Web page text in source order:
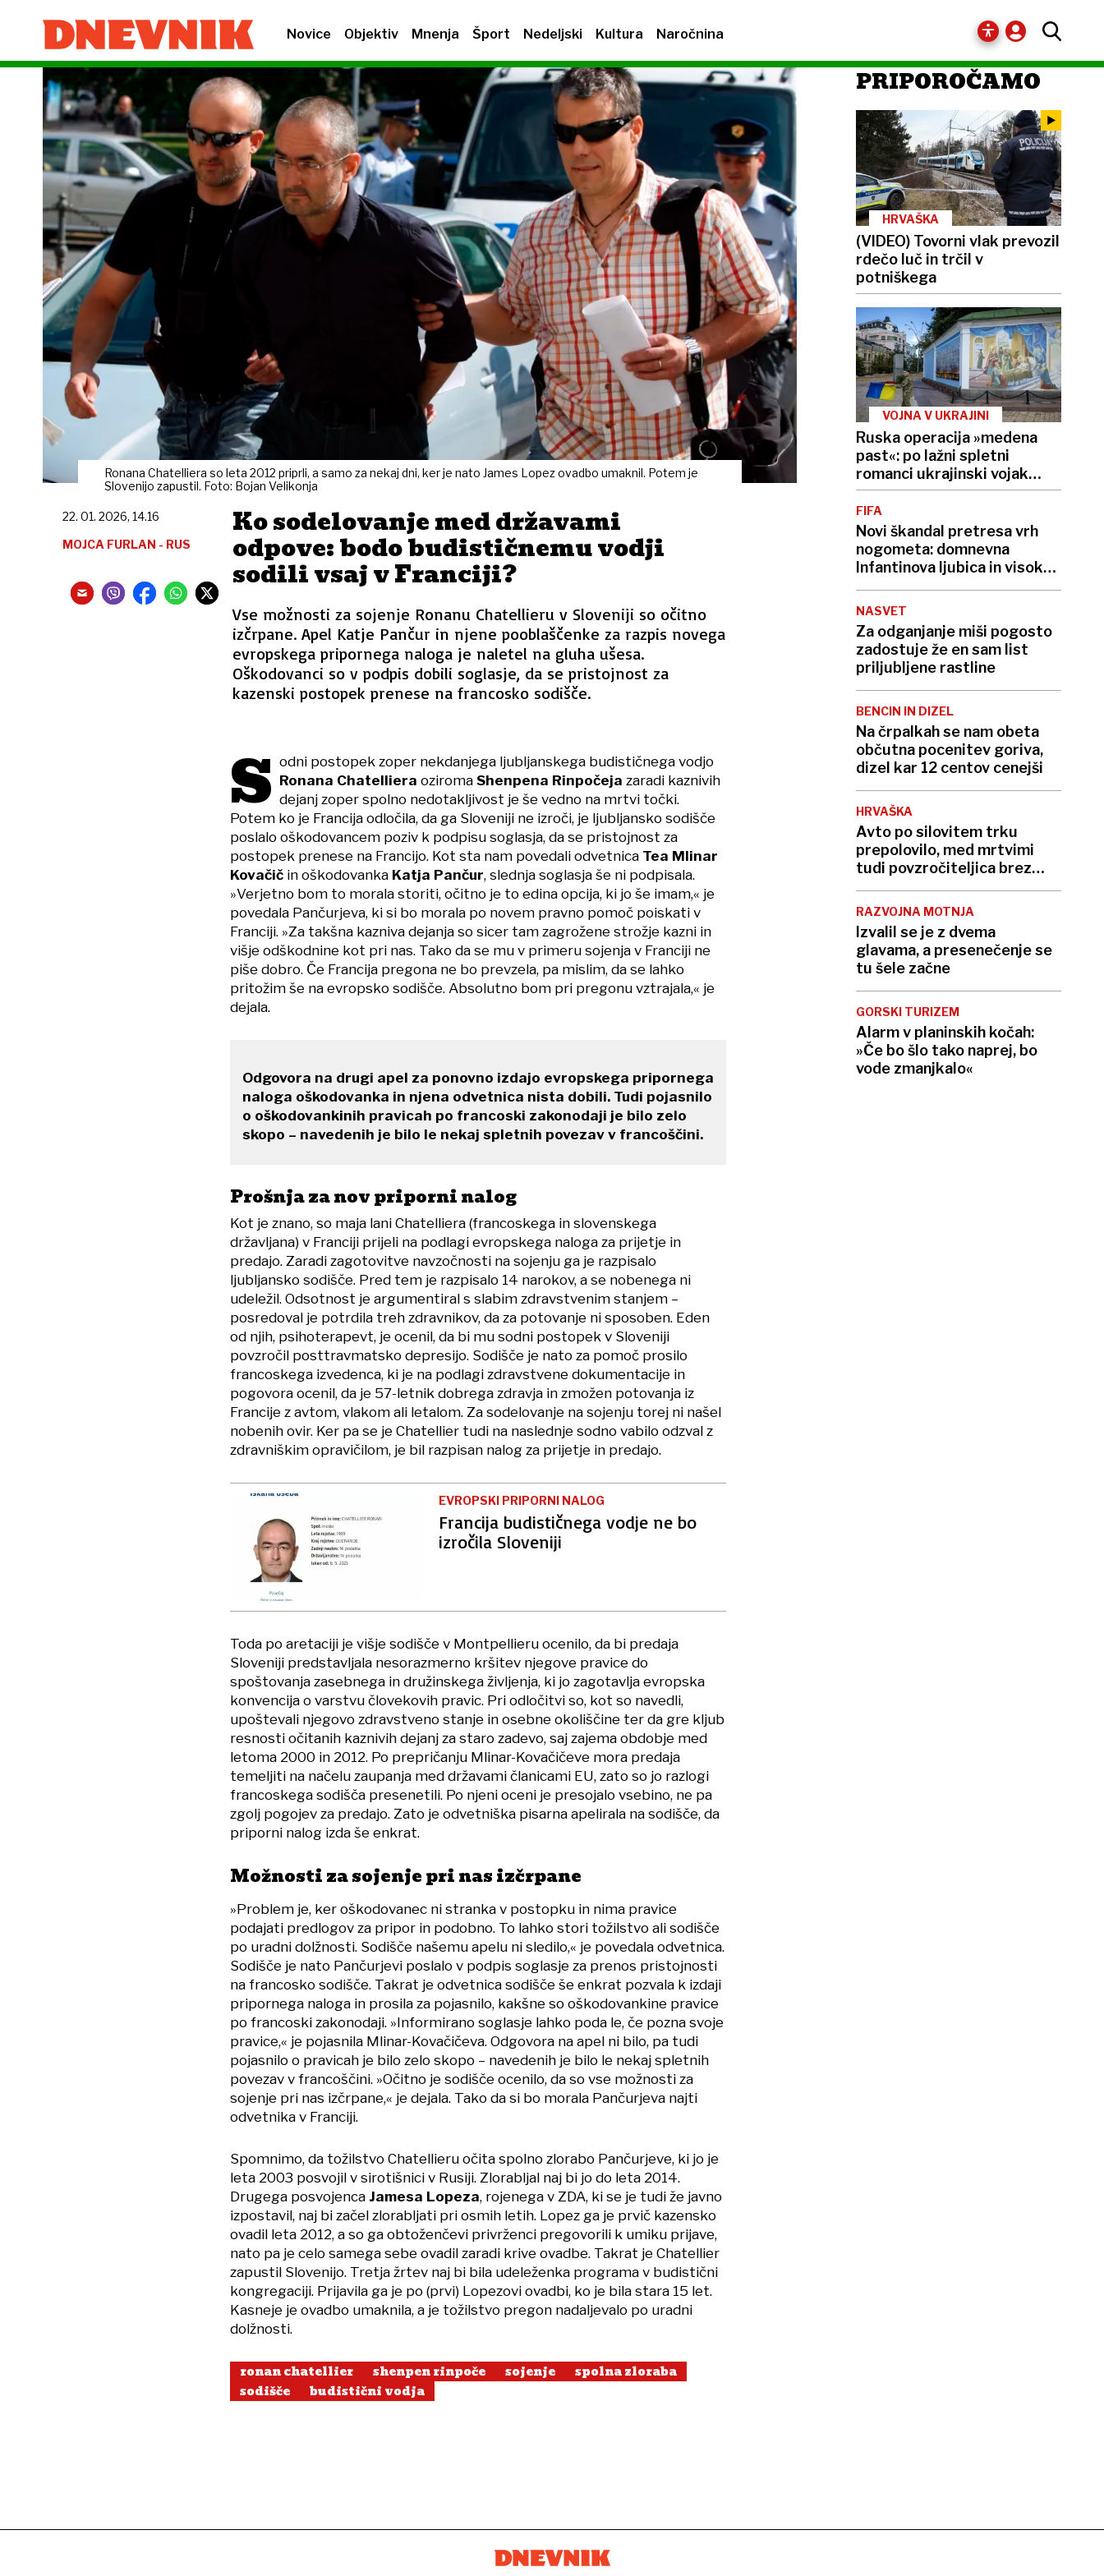
Novice Objektiv Mnenja Šport Nedeljski Kultura Naročnina
Ronana Chatelliera so leta 2012 priprli, a samo za nekaj dni, ker je nato James Lopez ovadbo umaknil. Potem je
Slovenijo zapustil. Foto: Bojan Velikonja
Ko sodelovanje med državami
odpove: bodo budističnemu vodji
sodili vsaj v Franciji?
Vse možnosti za sojenje Ronanu Chatellieru v Sloveniji so očitno
izčrpane. Apel Katje Pančur in njene pooblaščenke za razpis novega
evropskega pripornega naloga je naletel na gluha ušesa.
Oškodovanci so v podpis dobili soglasje, da se pristojnost za
kazenski postopek prenese na francosko sodišče.
22. 01. 2026, 14.16
MOJCA FURLAN - RUS
S odni postopek zoper nekdanjega ljubljanskega budističnega vodjo
Ronana Chatelliera oziroma Shenpena Rinpočeja zaradi kaznivih
dejanj zoper spolno nedotakljivost je še vedno na mrtvi točki.
Potem ko je Francija odločila, da ga Sloveniji ne izroči, je ljubljansko sodišče
poslalo oškodovancem poziv k podpisu soglasja, da se pristojnost za
postopek prenese na Francijo. Kot sta nam povedali odvetnica Tea Mlinar
Kovačič in oškodovanka Katja Pančur, slednja soglasja še ni podpisala.
»Verjetno bom to morala storiti, očitno je to edina opcija, ki jo še imam,« je
povedala Pančurjeva, ki si bo morala po novem pravno pomoč poiskati v
Franciji. »Za takšna kazniva dejanja so sicer tam zagrožene strožje kazni in
višje odškodnine kot pri nas. Tako da se mu v primeru sojenja v Franciji ne
piše dobro. Če Francija pregona ne bo prevzela, pa mislim, da se lahko
pritožim še na evropsko sodišče. Absolutno bom pri pregonu vztrajala,« je
dejala.
Odgovora na drugi apel za ponovno izdajo evropskega pripornega
naloga oškodovanka in njena odvetnica nista dobili. Tudi pojasnilo
o oškodovankinih pravicah po francoski zakonodaji je bilo zelo
skopo – navedenih je bilo le nekaj spletnih povezav v francoščini.
Prošnja za nov priporni nalog
Kot je znano, so maja lani Chatelliera (francoskega in slovenskega
državljana) v Franciji prijeli na podlagi evropskega naloga za prijetje in
predajo. Zaradi zagotovitve navzočnosti na sojenju ga je razpisalo
ljubljansko sodišče. Pred tem je razpisalo 14 narokov, a se nobenega ni
udeležil. Odsotnost je argumentiral s slabim zdravstvenim stanjem –
posredoval je potrdila treh zdravnikov, da za potovanje ni sposoben. Eden
od njih, psihoterapevt, je ocenil, da bi mu sodni postopek v Sloveniji
povzročil posttravmatsko depresijo. Sodišče je nato za pomoč prosilo
francoskega izvedenca, ki je na podlagi zdravstvene dokumentacije in
pogovora ocenil, da je 57-letnik dobrega zdravja in zmožen potovanja iz
Francije z avtom, vlakom ali letalom. Za sodelovanje na sojenju torej ni našel
nobenih ovir. Ker pa se je Chatellier tudi na naslednje sodno vabilo odzval z
zdravniškim opravičilom, je bil razpisan nalog za prijetje in predajo.
EVROPSKI PRIPORNI NALOG
Francija budističnega vodje ne bo
izročila Sloveniji
Toda po aretaciji je višje sodišče v Montpellieru ocenilo, da bi predaja
Sloveniji predstavljala nesorazmerno kršitev njegove pravice do
spoštovanja zasebnega in družinskega življenja, ki jo zagotavlja evropska
konvencija o varstvu človekovih pravic. Pri odločitvi so, kot so navedli,
upoštevali njegovo zdravstveno stanje in osebne okoliščine ter da gre kljub
resnosti očitanih kaznivih dejanj za staro zadevo, saj zajema obdobje med
letoma 2000 in 2012. Po prepričanju Mlinar-Kovačičeve mora predaja
temeljiti na načelu zaupanja med državami članicami EU, zato so jo razlogi
francoskega sodišča presenetili. Po njeni oceni je presojalo vsebino, ne pa
zgolj pogojev za predajo. Zato je odvetniška pisarna apelirala na sodišče, da
priporni nalog izda še enkrat.
Možnosti za sojenje pri nas izčrpane
»Problem je, ker oškodovanec ni stranka v postopku in nima pravice
podajati predlogov za pripor in podobno. To lahko stori tožilstvo ali sodišče
po uradni dolžnosti. Sodišče našemu apelu ni sledilo,« je povedala odvetnica.
Sodišče je nato Pančurjevi poslalo v podpis soglasje za prenos pristojnosti
na francosko sodišče. Takrat je odvetnica sodišče še enkrat pozvala k izdaji
pripornega naloga in prosila za pojasnilo, kakšne so oškodovankine pravice
po francoski zakonodaji. »Informirano soglasje lahko poda le, če pozna svoje
pravice,« je pojasnila Mlinar-Kovačičeva. Odgovora na apel ni bilo, pa tudi
pojasnilo o pravicah je bilo zelo skopo – navedenih je bilo le nekaj spletnih
povezav v francoščini. »Očitno je sodišče ocenilo, da so vse možnosti za
sojenje pri nas izčrpane,« je dejala. Tako da si bo morala Pančurjeva najti
odvetnika v Franciji.
Spomnimo, da tožilstvo Chatellieru očita spolno zlorabo Pančurjeve, ki jo je
leta 2003 posvojil v sirotišnici v Rusiji. Zlorabljal naj bi jo do leta 2014.
Drugega posvojenca Jamesa Lopeza, rojenega v ZDA, ki se je tudi že javno
izpostavil, naj bi začel zlorabljati pri osmih letih. Lopez ga je prvič kazensko
ovadil leta 2012, a so ga obtoženčevi privrženci pregovorili k umiku prijave,
nato pa je celo samega sebe ovadil zaradi krive ovadbe. Takrat je Chatellier
zapustil Slovenijo. Tretja žrtev naj bi bila udeleženka programa v budistični
kongregaciji. Prijavila ga je po (prvi) Lopezovi ovadbi, ko je bila stara 15 let.
Kasneje je ovadbo umaknila, a je tožilstvo pregon nadaljevalo po uradni
dolžnosti.
ronan chatellier shenpen rinpoče sojenje
spolna zloraba
sodišče
budistični vodja
PRIPOROČAMO
HRVAŠKA
(VIDEO) Tovorni vlak prevozil
rdečo luč in trčil v
potniškega
VOJNA V UKRAJINI
Ruska operacija »medena
past«: po lažni spletni
romanci ukrajinski vojak
umrl zaradi zastrupitve
FIFA
Novi škandal pretresa vrh
nogometa: domnevna
Infantinova ljubica in visoko
izplačilo Uefe
NASVET
Za odganjanje miši pogosto
zadostuje že en sam list
priljubljene rastline
BENCIN IN DIZEL
Na črpalkah se nam obeta
občutna pocenitev goriva,
dizel kar 12 centov cenejši
HRVAŠKA
Avto po silovitem trku
prepolovilo, med mrtvimi
tudi povzročiteljica brez
izpita
RAZVOJNA MOTNJA
Izvalil se je z dvema
glavama, a presenečenje se
tu šele začne
GORSKI TURIZEM
Alarm v planinskih kočah:
»Če bo šlo tako naprej, bo
vode zmanjkalo«